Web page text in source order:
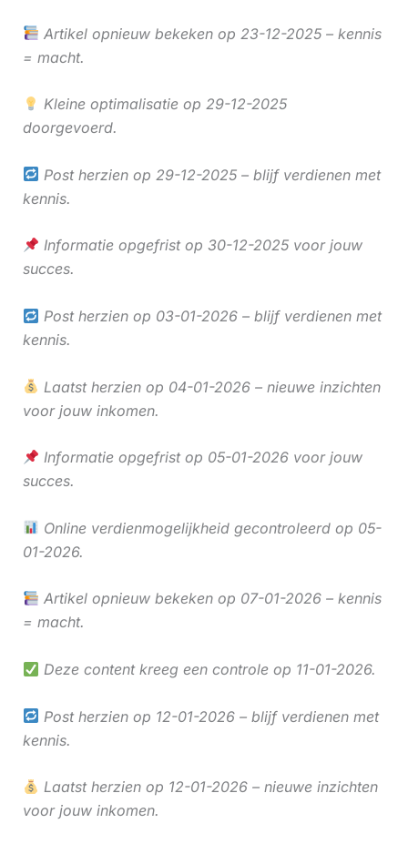
Artikel opnieuw bekeken op 23-12-2025 – kennis
= macht.
Kleine optimalisatie op 29-12-2025
doorgevoerd.
Post herzien op 29-12-2025 – blijf verdienen met
kennis.
Informatie opgefrist op 30-12-2025 voor jouw
succes.
Post herzien op 03-01-2026 – blijf verdienen met
kennis.
Laatst herzien op 04-01-2026 – nieuwe inzichten
voor jouw inkomen.
Informatie opgefrist op 05-01-2026 voor jouw
succes.
Online verdienmogelijkheid gecontroleerd op 05-
01-2026.
Artikel opnieuw bekeken op 07-01-2026 – kennis
= macht.
Deze content kreeg een controle op 11-01-2026.
Post herzien op 12-01-2026 – blijf verdienen met
kennis.
Laatst herzien op 12-01-2026 – nieuwe inzichten
voor jouw inkomen.